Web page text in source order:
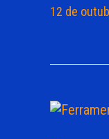
12 de